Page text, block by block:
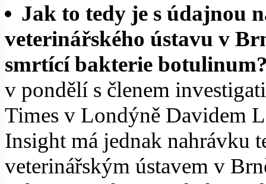
Jak to tedy je s údajnou
veterinářského ústavu v
smrtící bakterie
v pondělí s členem
Times v Londýně Davidem
Insight má jednak nahrávku
veterinářským ústavem v